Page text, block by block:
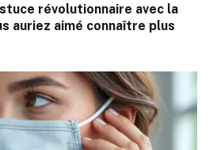
révolutionnaire avec la
auriez aimé connaître plus